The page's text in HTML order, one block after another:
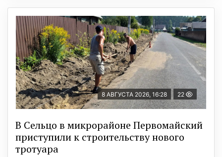
8 АВГУСТА 2026, 16:28 22
В Сельцо в микрорайоне Первомайский
приступили к строительству нового
тротуара